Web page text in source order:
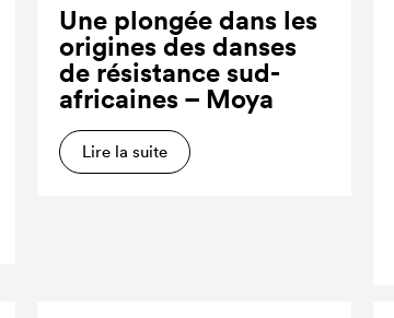
Une plongée dans les
origines des danses
de résistance sud-
africaines – Moya
Lire la suite